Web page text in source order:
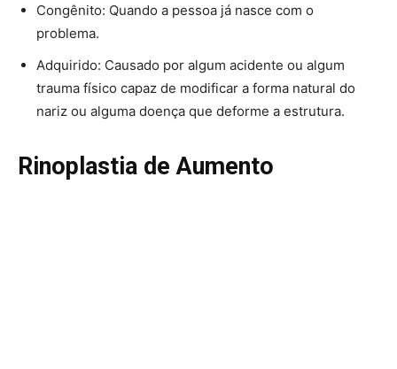
Congênito: Quando a pessoa já nasce com o
problema.
Adquirido: Causado por algum acidente ou algum
trauma físico capaz de modificar a forma natural do
nariz ou alguma doença que deforme a estrutura.
Rinoplastia de Aumento